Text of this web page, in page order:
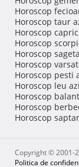
Horoscop
Horoscop taur
Horoscop
Horoscop
Horoscop
Horoscop
Horoscop pesti
Horoscop leu azi
Horoscop
Horoscop
Horoscop
Copyright © 2001-
Politica de